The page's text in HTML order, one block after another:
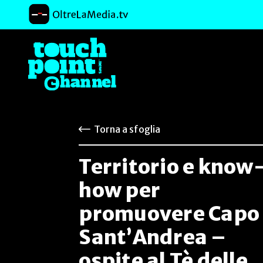
Torna a sfoglia
Territorio e
how per
promuovere Capo
Sant’Andrea –